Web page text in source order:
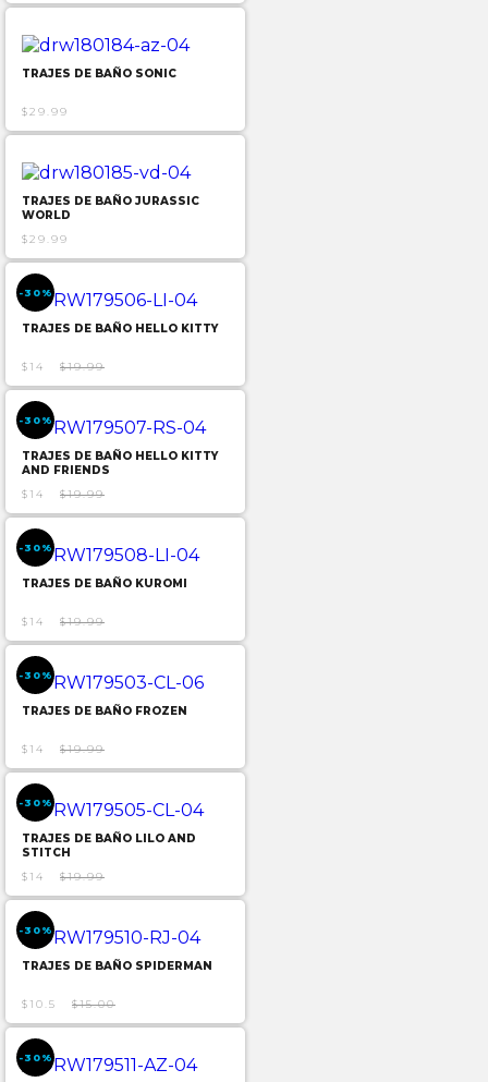
TRAJES DE BAÑO SONIC
$29.99
TRAJES DE BAÑO JURASSIC
WORLD
$29.99
-30%
TRAJES DE BAÑO HELLO KITTY
$14 $19.99
-30%
TRAJES DE BAÑO HELLO KITTY
AND FRIENDS
$14
$19.99
-30%
TRAJES DE BAÑO KUROMI
$14 $19.99
-30%
TRAJES DE BAÑO FROZEN
$14 $19.99
-30%
TRAJES DE BAÑO LILO AND
STITCH
$14
$19.99
-30%
TRAJES DE BAÑO SPIDERMAN
$10.5 $15.00
-30%